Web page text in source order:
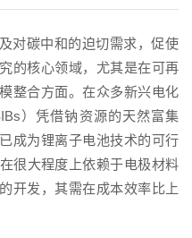
对碳中和的迫切需求，促使
的核心领域，尤其是在可再
整合方面。在众多新兴电化
）凭借钠资源的天然富集
成为锂离子电池技术的可行
很大程度上依赖于电极材料
开发，其需在成本效率比上